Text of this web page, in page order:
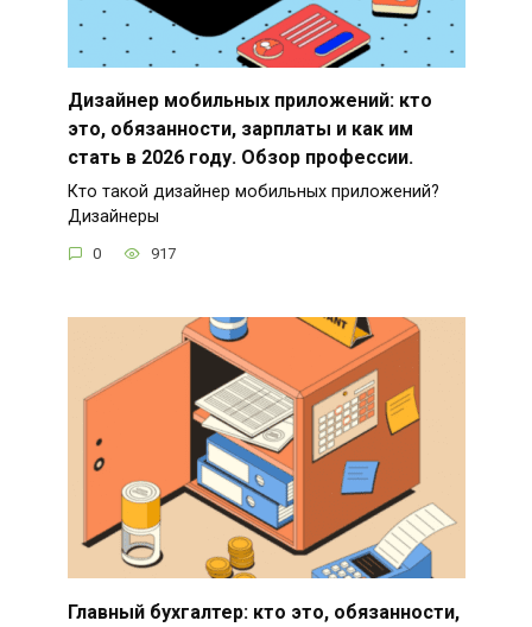
Дизайнер мобильных приложений: кто
это, обязанности, зарплаты и как им
стать в 2026 году. Обзор профессии.
Кто такой дизайнер мобильных приложений?
Дизайнеры
0 917
Главный бухгалтер: кто это, обязанности,